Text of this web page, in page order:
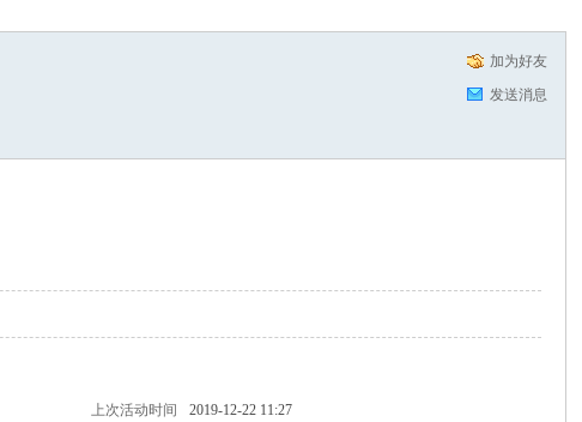
加为好友
发送消息
上次活动时间
2019-12-22 11:27